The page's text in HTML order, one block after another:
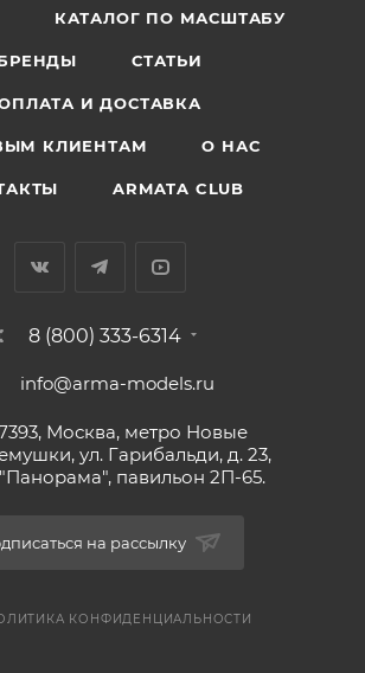
КАТАЛОГ ПО МАСШТАБУ
СТАТЬИ
И ДОСТАВКА
КЛИЕНТАМ О НАС
ARMATA CLUB
8 (800) 333-6314
info@arma-models.ru
Москва, метро Новые
ул. Гарибальди, д. 23,
павильон 2П-65.
на рассылку
КОНФИДЕНЦИАЛЬНОСТИ